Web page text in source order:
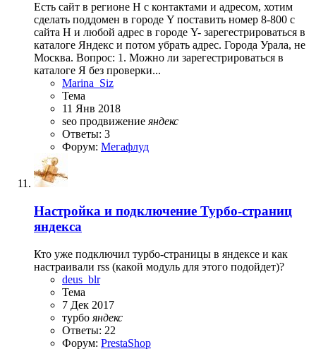
Есть сайт в регионе Н с контактами и адресом, хотим
сделать поддомен в городе Y поставить номер 8-800 с
сайта Н и любой адрес в городе Y- зарегестрироваться в
каталоге Яндекс и потом убрать адрес. Города Урала, не
Москва. Вопрос: 1. Можно ли зарегестрироваться в
каталоге Я без проверки...
Marina_Siz
Тема
11 Янв 2018
seo продвижение яндекс
Ответы: 3
Форум: Мегафлуд
Настройка и подключение Турбо-страниц
яндекса
Кто уже подключил турбо-страницы в яндексе и как
настраивали rss (какой модуль для этого подойдет)?
deus_blr
Тема
7 Дек 2017
турбо яндекс
Ответы: 22
Форум: PrestaShop